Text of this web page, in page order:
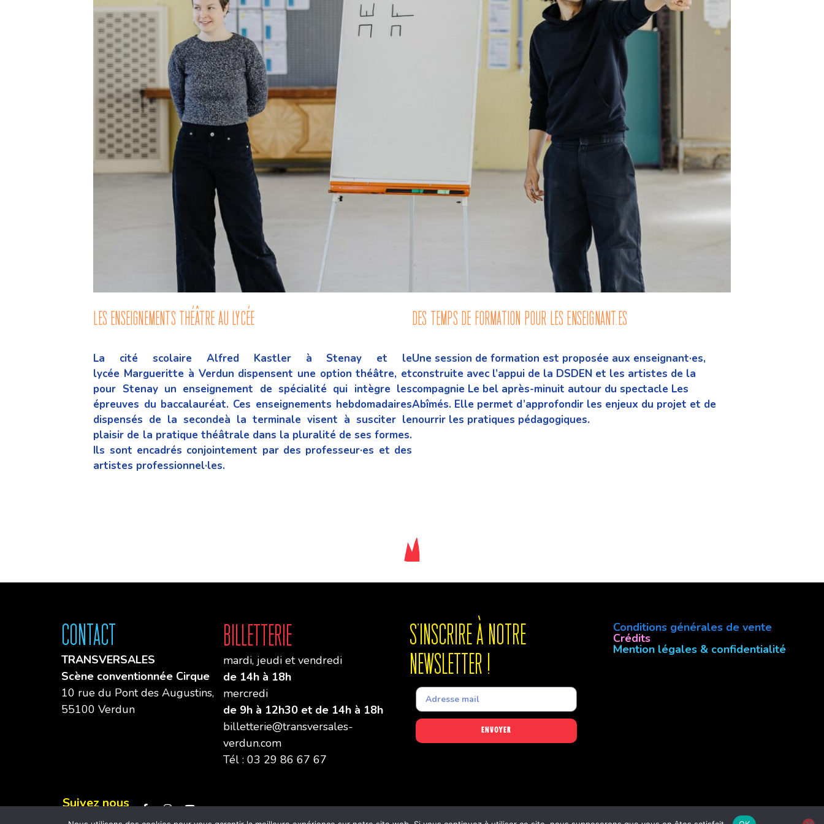
les enseignements théâtre au lycée
La cité scolaire Alfred Kastler à Stenay et le
lycée Margueritte à Verdun dispensent une option théâtre, et
pour Stenay un enseignement de spécialité qui intègre les
épreuves du baccalauréat. Ces enseignements hebdomadaires
dispensés de la secondeà la terminale visent à susciter le
plaisir de la pratique théâtrale dans la pluralité de ses formes.
Ils sont encadrés conjointement par des professeur·es et des
artistes professionnel·les.
des temps de formation pour les enseignant.ES
Une session de formation est proposée aux enseignant·es,
construite avec l’appui de la DSDEN et les artistes de la
compagnie Le bel après-minuit autour du spectacle Les
Abîmés. Elle permet d’approfondir les enjeux du projet et de
nourrir les pratiques pédagogiques.
Contact
TRANSVERSALES
Scène conventionnée Cirque
10 rue du Pont des Augustins,
55100 Verdun
Billetterie
mardi, jeudi et vendredi
de 14h à 18h
mercredi
de 9h à 12h30 et de 14h à 18h
billetterie@transversales-
verdun.com
Tél : 03 29 86 67 67
S'INSCRIre à notre
newsletter !
Envoyer
Conditions générales de vente
Crédits
Mention légales & confidentialité
Suivez nous